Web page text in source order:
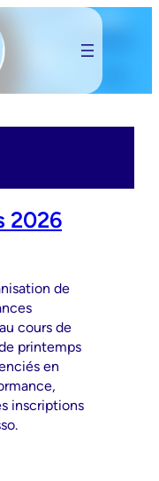
2026
de
cours de
printemps
en
inscriptions